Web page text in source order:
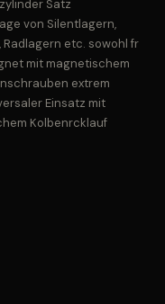
Satz
von Silentlagern,
etc. sowohl fr
mit magnetischem
extrem
Einsatz mit
Kolbenrcklauf